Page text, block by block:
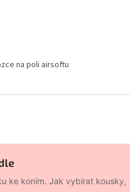
na poli airsoftu
ke koním. Jak vybírat kousky,